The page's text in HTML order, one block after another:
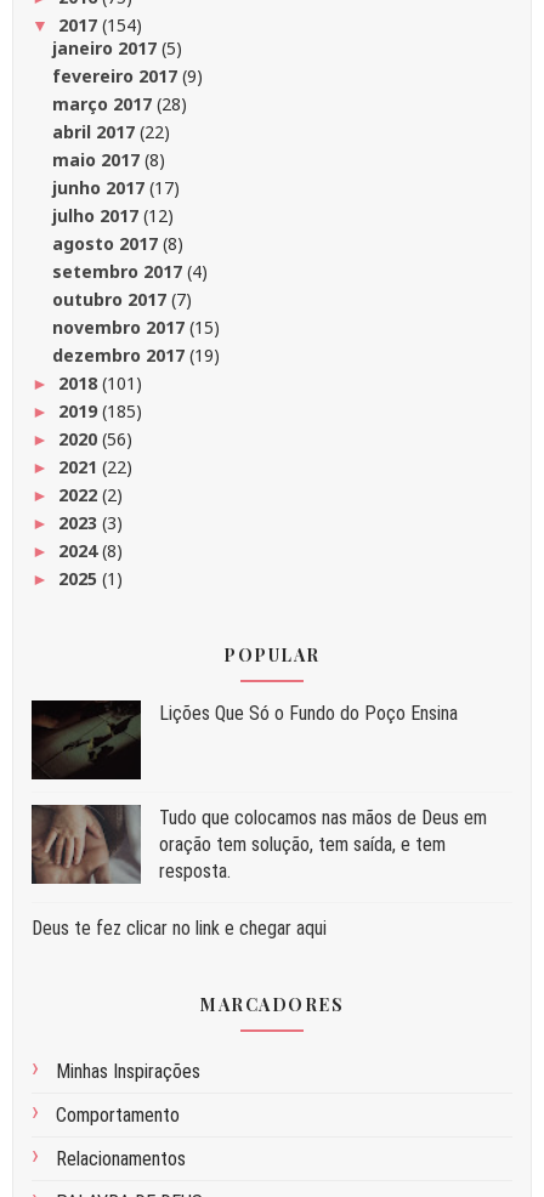
▼ 2017 (154)
janeiro 2017 (5)
fevereiro 2017 (9)
março 2017 (28)
abril 2017 (22)
maio 2017 (8)
junho 2017 (17)
julho 2017 (12)
agosto 2017 (8)
setembro 2017 (4)
outubro 2017 (7)
novembro 2017 (15)
dezembro 2017 (19)
► 2018 (101)
► 2019(185)
► 2020 (56)
► 2021 (22)
► 2022 (2)
► 2023 (3)
► 2024(8)
► 2025 (1)
POPULAR
Liç⁠ões Que Só o Fundo do Poço Ensina
Tudo que colocamos nas mãos de Deus em
oração tem solução, tem saída, e tem
resposta.
Deus te fez clicar no link e chegar aqui
MARCADORES
Minhas Inspirações
Comportamento
Relacionamentos